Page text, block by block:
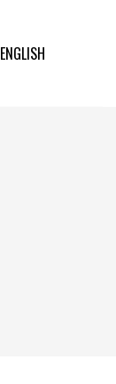
ENGLISH